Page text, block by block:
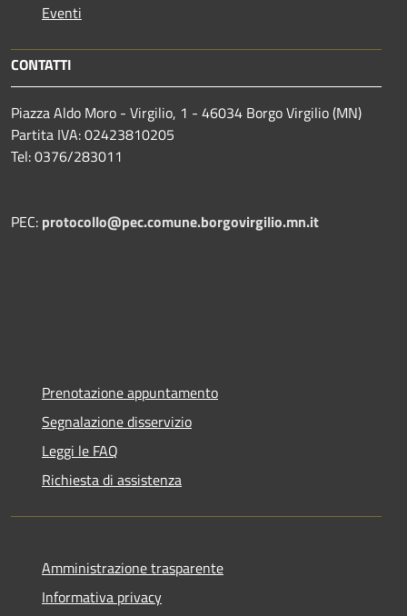
Eventi
CONTATTI
Piazza Aldo Moro - Virgilio, 1 - 46034 Borgo Virgilio (MN)
Partita IVA: 02423810205
Tel: 0376/283011
PEC: protocollo@pec.comune.borgovirgilio.mn.it
Prenotazione appuntamento
Segnalazione disservizio
Leggi le FAQ
Richiesta di assistenza
Amministrazione trasparente
Informativa privacy